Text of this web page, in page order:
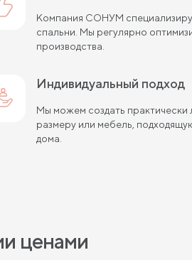
Компания СОНУМ
спальни. Мы регулярно
производства.
Индивидуальный подход
Мы можем создать
размеру или мебель,
дома.
ценами